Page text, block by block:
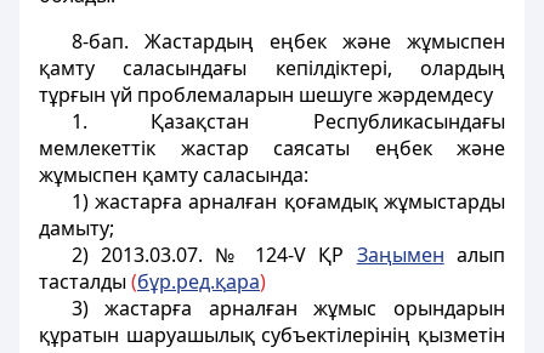
8-бап. Жастардың еңбек және жұмыспен
қамту саласындағы кепiлдіктерi, олардың
тұрғын үй проблемаларын шешуге жәрдемдесу
1. Қазақстан Республикасындағы
мемлекеттік жастар саясаты еңбек және
жұмыспен қамту саласында:
1) жастарға арналған қоғамдық жұмыстарды
дамыту;
2) 2013.03.07. № 124-V ҚР Заңымен алып
тасталды(бұр.ред.қара)
3) жастарға арналған жұмыс орындарын
құратын шаруашылық субъектiлерiнiң қызметiн